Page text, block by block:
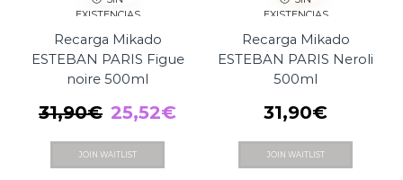
EXISTENCIAS
Recarga Mikado
ESTEBAN PARIS Figue
noire 500ml
31,90€ El
precio
original
25,52€El
JOIN WAITLIST
EXISTENCIAS
Recarga Mikado
ESTEBAN PARIS Neroli
500ml
31,90€
JOIN WAITLIST